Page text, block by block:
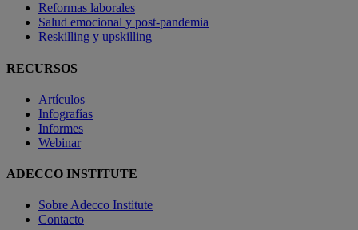
Reformas laborales
Salud emocional y post-pandemia
Reskilling y upskilling
RECURSOS
Artículos
Infografías
Informes
Webinar
ADECCO INSTITUTE
Sobre Adecco Institute
Contacto